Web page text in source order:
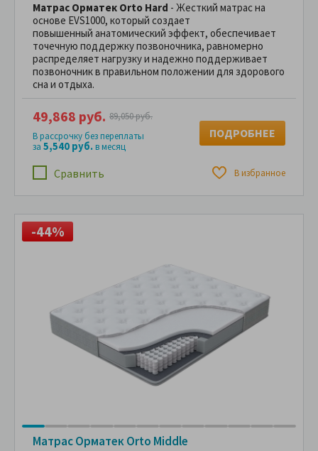
Матрас Орматек Orto Hard - Жесткий матрас на
основе EVS1000, который создает
повышенный анатомический эффект, обеспечивает
точечную поддержку позвоночника, равномерно
распределяет нагрузку и надежно поддерживает
позвоночник в правильном положении для здорового
сна и отдыха.
Сравнить В избранное
49,868 руб. 89,050 руб.
В рассрочку без переплаты
за 5,540 руб.в месяц
ПОДРОБНЕЕ
-44%
Матрас Орматек Orto Middle